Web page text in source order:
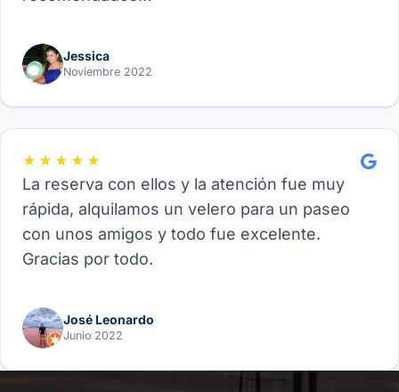
Jessica
Noviembre 2022
★★★★★
La reserva con ellos y la atención fue muy
rápida, alquilamos un velero para un paseo
con unos amigos y todo fue excelente.
Gracias por todo.
José Leonardo
Junio 2022